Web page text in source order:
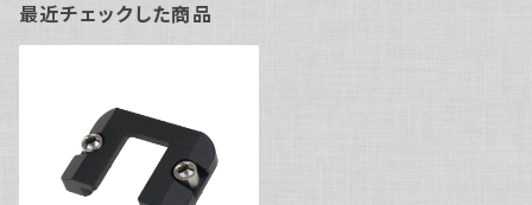
最近チェックした商品